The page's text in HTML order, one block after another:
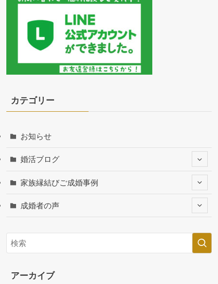
カテゴリー
お知らせ
婚活ブログ
家族縁結びご成婚事例
成婚者の声
アーカイブ